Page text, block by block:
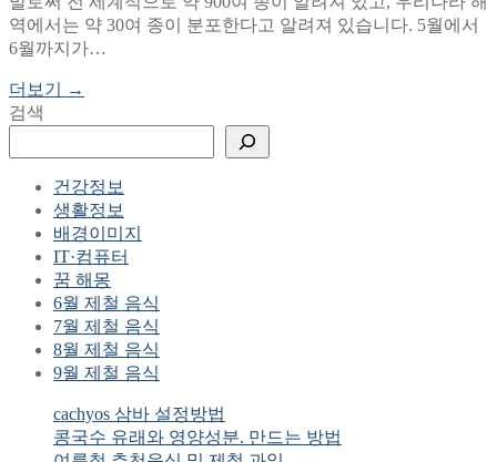
역에서는 약 30여 종이 분포한다고 알려져 있습니다. 5월에서
6월까지가…
더보기 →
검색
건강정보
생활정보
배경이미지
IT·컴퓨터
꿈 해몽
6월 제철 음식
7월 제철 음식
8월 제철 음식
9월 제철 음식
cachyos 삼바 설정방법
콩국수 유래와 영양성분. 만드는 방법